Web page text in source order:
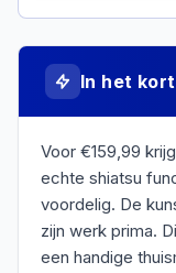
In het kort
Voor €159,99
echte shiatsu
voordelig. De
zijn werk prima.
een handige